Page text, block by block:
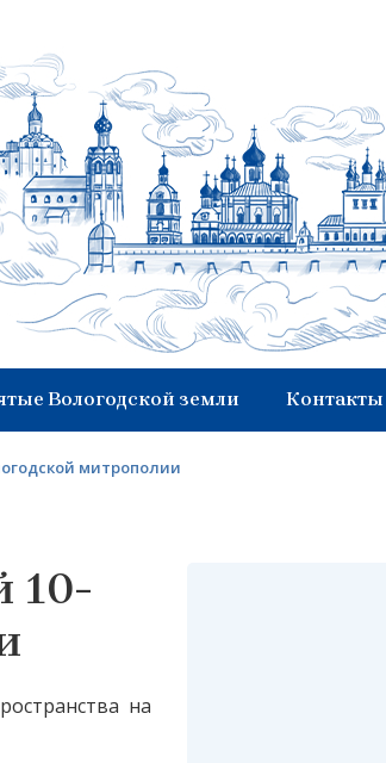
Вологодской земли Контакты
митрополии
10-
на